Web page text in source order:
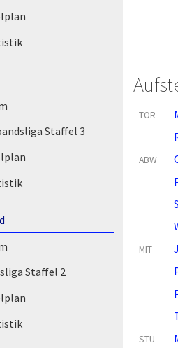
Staffel 3
Staffel 2
TOR
ABW
MIT
STU